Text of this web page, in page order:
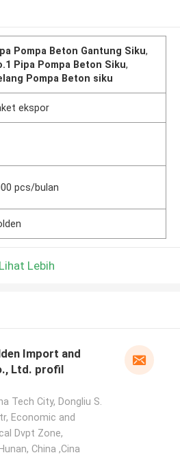
Pompa Beton Gantung Siku,
Pipa Pompa Beton Siku,
Pompa Beton siku
ekspor
pcs/bulan
Lihat Lebih
Import and
Ltd. profil
Tech City, Dongliu S.
Economic and
Dvpt Zone,
China ,Cina